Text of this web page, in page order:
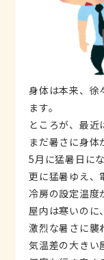
身体は本来、徐
ます。
ところが、最近
まだ暑さに身体
5月に猛暑日にな
更に猛暑ゆえ、
冷房の設定温度
屋内は寒いのに
激烈な暑さに襲
気温差の大きい